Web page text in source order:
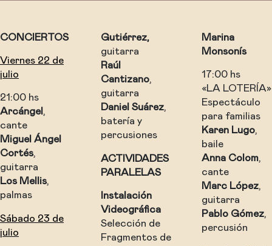
CONCIERTOS
Viernes 22 de
julio
21:00 hs
Arcángel ,
cante
Miguel Ángel
Cortés,
guitarra
Los Mellis,
palmas
Sábado 23 de
julio
Gutiérrez,
guitarra
Raúl
Cantizano,
guitarra
Daniel Suárez,
batería y
percusiones
ACTIVIDADES
PARALELAS
Instalación
Videográfica
Selección de
Fragmentos de
Marina
Monsonís
17:00 hs
«LA LOTERÍA»
Espectáculo
para familias
Karen Lugo,
baile
Anna Colom,
cante
Marc López,
guitarra
Pablo Gómez,
percusión